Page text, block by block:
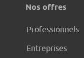
Nos offres
Professionnels
Entreprises